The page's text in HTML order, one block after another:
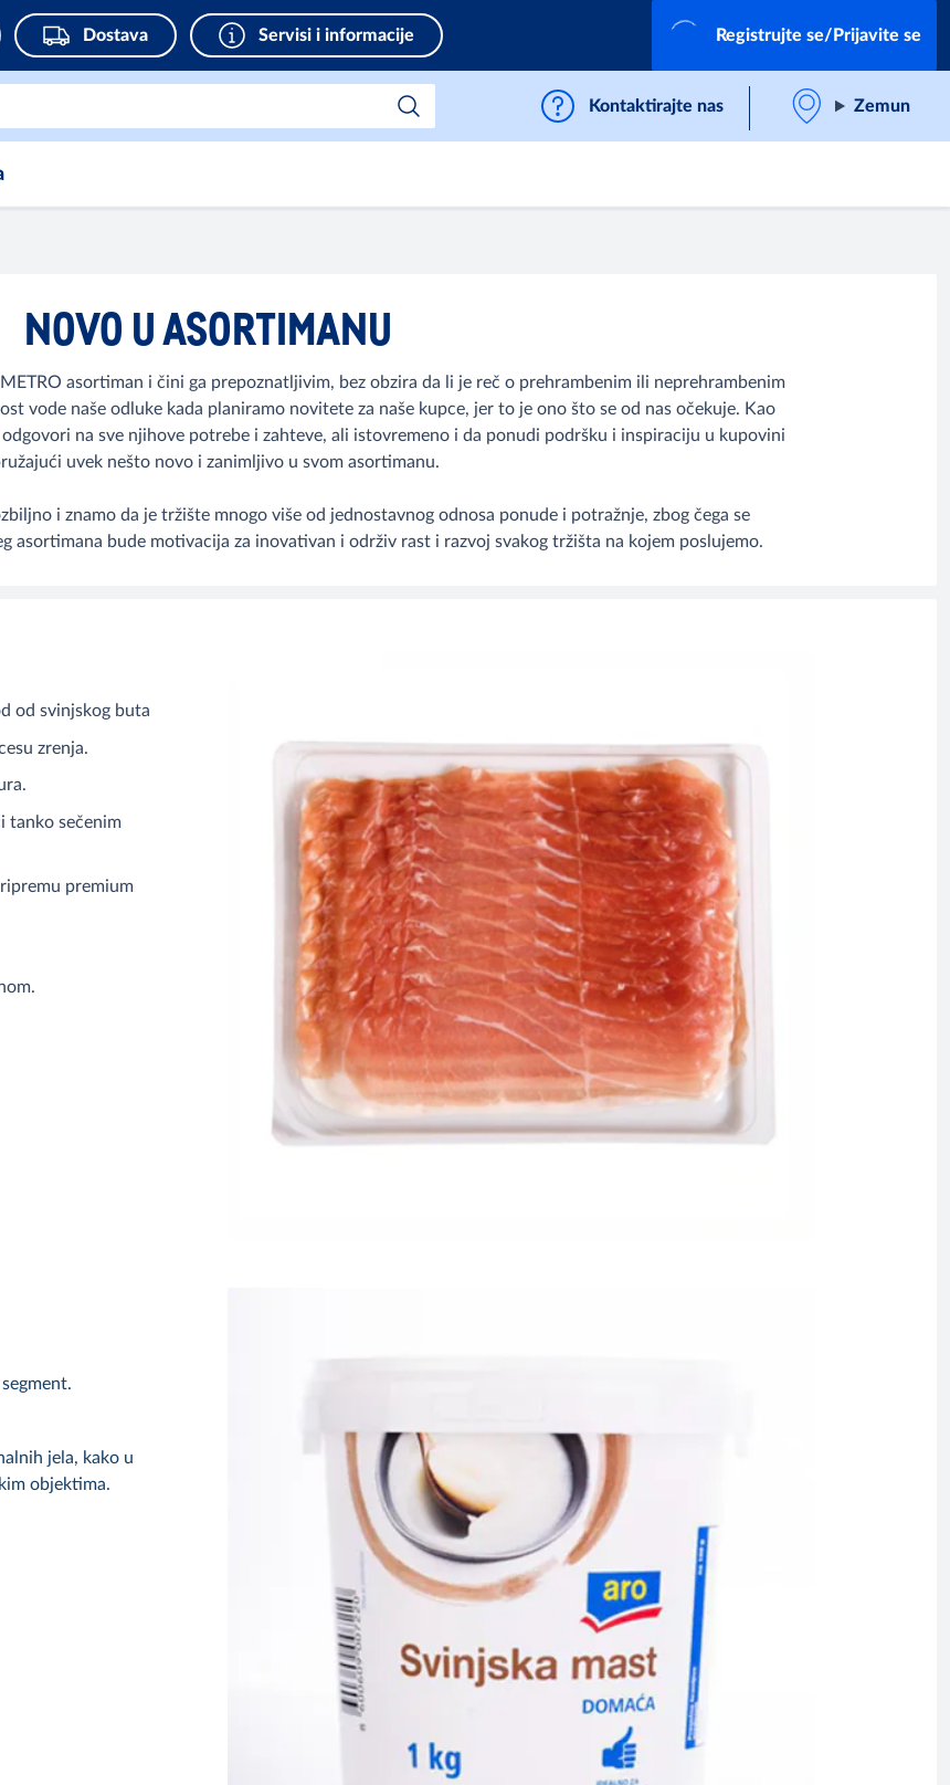
Dostava Servisi i informacije Registrujte se/Prijavite se
Kontaktirajte nas Zemun
NOVO U ASORTIMANU
asortiman i čini ga prepoznatljivim, bez obzira da li je reč o prehrambenim ili neprehrambenim
vode naše odluke kada planiramo novitete za naše kupce, jer to je ono što se od nas očekuje. Kao
na sve njihove potrebe i zahteve, ali istovremeno i da ponudi podršku i inspiraciju u kupovini
uvek nešto novo i zanimljivo u svom asortimanu.
i znamo da je tržište mnogo više od jednostavnog odnosa ponude i potražnje, zbog čega se
asortimana bude motivacija za inovativan i održiv rast i razvoj svakog tržišta na kojem poslujemo.
od svinjskog buta
zrenja.
tanko sečenim
premium
jela, kako u
objektima.